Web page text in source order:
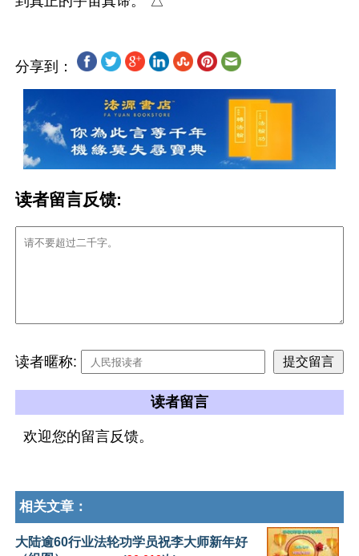
分享到：
读者留言反馈:
读者暱称:
读者留言
欢迎您的留言反馈。
相关文章：
大陆逾60行业法轮功学员祝李大师新年好